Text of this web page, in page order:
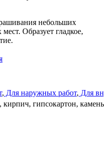
небольших
Образует гладкое,
, Для наружных работ, Для
кирпич, гипсокартон,